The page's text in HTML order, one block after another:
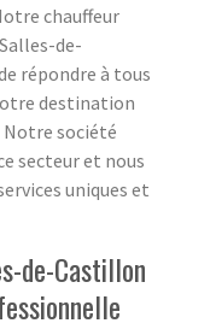
chauffeur
de-
répondre à tous
destination
Notre société
secteur et nous
uniques et
de-Castillon